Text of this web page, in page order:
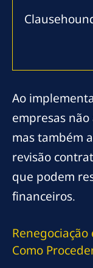
Ao
empresas
mas também
revisão
que podem
financeiros.
Como